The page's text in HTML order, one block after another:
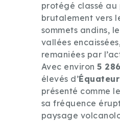
protégé classé au
brutalement vers
sommets andins,
vallées
remaniées par
Avec environ5
élevés d’Équateur
présenté comme
sa fréquence
paysage